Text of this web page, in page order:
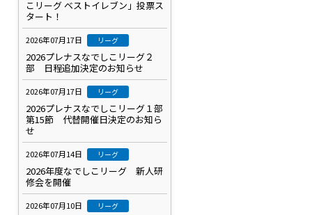
こリーグ ベストイレブン」投票ス
タート！
2026年07月17日 リーグ
2026プレナスなでしこリーグ２
部 日程追加決定のお知らせ
2026年07月17日 リーグ
2026プレナスなでしこリーグ１部
第15節 代替開催日決定のお知ら
せ
2026年07月14日 リーグ
2026年度なでしこリーグ 新人研
修会を開催
2026年07月10日 リーグ